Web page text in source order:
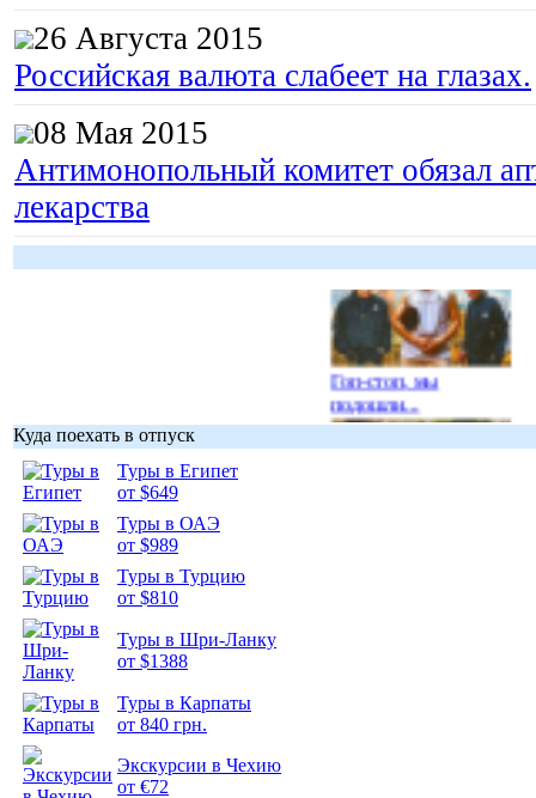
26 Августа 2015
Российская валюта слабеет на глазах.
08 Мая 2015
Антимонопольный комитет обязал
лекарства
Гоп-стоп, мы
подошли...
Куда поехать в отпуск
Туры в Египет
от $649
Туры в ОАЭ
от $989
Туры в Турцию
от $810
Туры в Шри-Ланку
от $1388
Туры в Карпаты
от 840 грн.
Экскурсии в Чехию
от €72